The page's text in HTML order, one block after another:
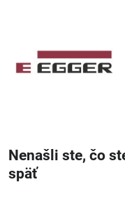
Nenašli ste, čo
späť